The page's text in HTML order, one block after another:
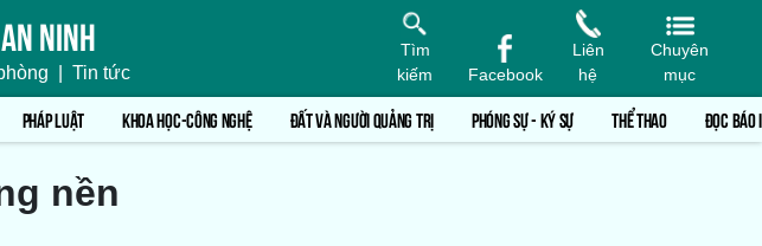
ninh
Tin tức
Tìm
kiếm
Facebook
Liên
hệ
Chuyên
mục
PHÁP LUẬT KHOA HỌC-CÔNG NGHỆ ĐẤT VÀ NGƯỜI QUẢNG TRỊ PHÓNG SỰ - KÝ SỰ THỂ THAO ĐỌC BÁO
nền